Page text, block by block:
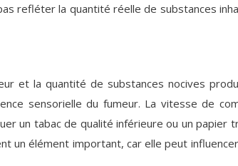
la quantité réelle de substances
et la quantité de substances nocives
sensorielle du fumeur. La vitesse de
un tabac de qualité inférieure ou un papier
un élément important, car elle peut